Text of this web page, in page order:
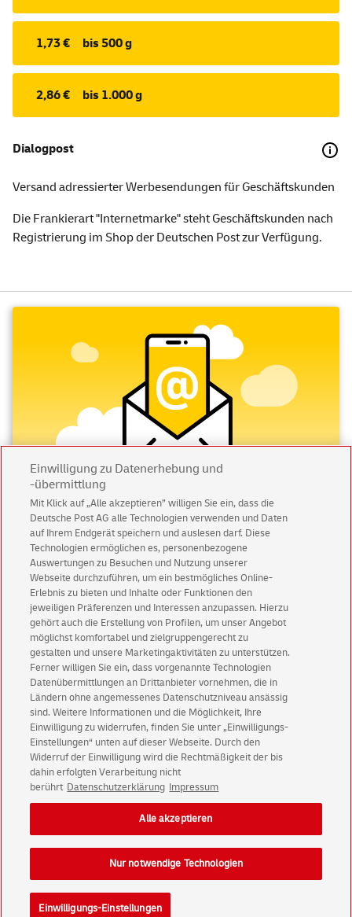
1,73 € bis 500 g
2,86 € bis 1.000 g
Dialogpost
Versand adressierter Werbesendungen für Geschäftskunden
Die Frankierart "Internetmarke" steht Geschäftskunden nach
Registrierung im Shop der Deutschen Post zur Verfügung.
Abonnieren Sie unseren Newsletter
Immer informiert über exklusive Angebote und
Aktionen - jetzt mit Vorteil
Privatkundensichern sich einen5 € Gutschein
für POSTSCAN!
Geschäftskundenerhalten einen5 € Gutschein
für Briefmarke individuell!
Zur Newsletter-Anmeldung
© Sat Aug 08 21:23:34 CEST 2026 Deutsche Post AG
Impressum
Datenschutz
Einwilligungs-Einstellungen
Rechtliche Hinweise
Barrierefreiheit
Einwilligung zu Datenerhebung und
-übermittlung
Mit Klick auf „Alle akzeptieren” willigen Sie ein, dass die
Deutsche Post AG alle Technologien verwenden und Daten
auf Ihrem Endgerät speichern und auslesen darf. Diese
Technologien ermöglichen es, personenbezogene
Auswertungen zu Besuchen und Nutzung unserer
Webseite durchzuführen, um ein bestmögliches Online-
Erlebnis zu bieten und Inhalte oder Funktionen den
jeweiligen Präferenzen und Interessen anzupassen. Hierzu
gehört auch die Erstellung von Profilen, um unser Angebot
möglichst komfortabel und zielgruppengerecht zu
gestalten und unsere Marketingaktivitäten zu unterstützen.
Ferner willigen Sie ein, dass vorgenannte Technologien
Datenübermittlungen an Drittanbieter vornehmen, die in
Ländern ohne angemessenes Datenschutzniveau ansässig
sind. Weitere Informationen und die Möglichkeit, Ihre
Einwilligung zu widerrufen, finden Sie unter „Einwilligungs-
Einstellungen“ unten auf dieser Webseite. Durch den
Widerruf der Einwilligung wird die Rechtmäßigkeit der bis
dahin erfolgten Verarbeitung nicht
berührt Datenschutzerklärung Impressum
Einwilligungs-Einstellungen
Nur notwendige Technologien
Alle akzeptieren